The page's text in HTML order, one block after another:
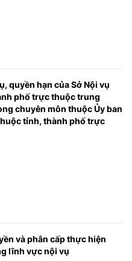
quyền hạn của Sở Nội vụ
phố trực thuộc trung
chuyên môn thuộc Ủy ban
tỉnh, thành phố trực
và phân cấp thực hiện
lĩnh vực nội vụ